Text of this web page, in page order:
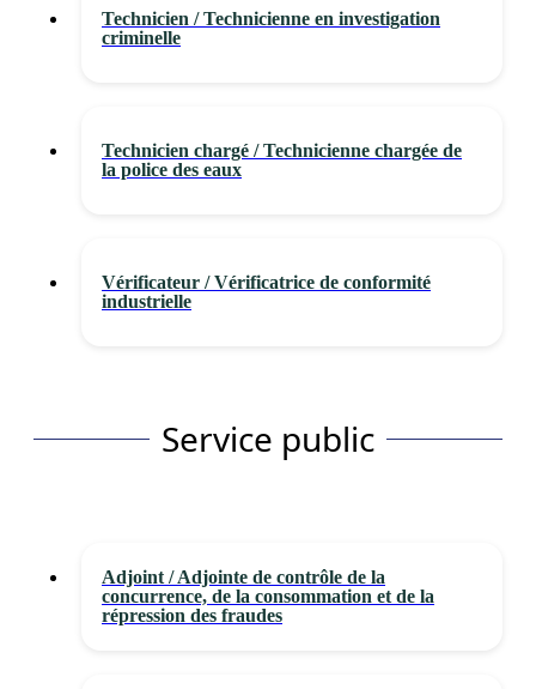
Technicien / Technicienne en investigation
criminelle
Technicien chargé / Technicienne chargée de
la police des eaux
Vérificateur / Vérificatrice de conformité
industrielle
Service public
Adjoint / Adjointe de contrôle de la
concurrence, de la consommation et de la
répression des fraudes